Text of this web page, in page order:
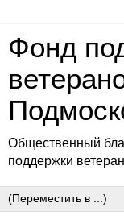
Фонд
Общественный
поддержки